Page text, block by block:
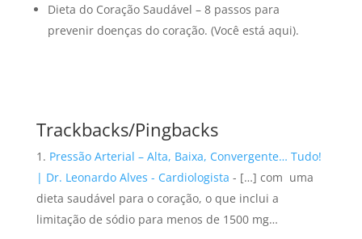
Dieta do Coração Saudável – 8 passos para
prevenir doenças do coração. (Você está aqui).
Trackbacks/Pingbacks
Pressão Arterial – Alta, Baixa, Convergente… Tudo!
| Dr. Leonardo Alves - Cardiologista - […] com uma
dieta saudável para o coração, o que inclui a
limitação de sódio para menos de 1500 mg…